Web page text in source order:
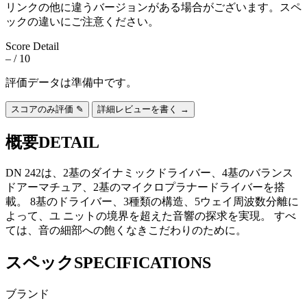
リンクの他に違うバージョンがある場合がございます。スペ
ックの違いにご注意ください。
Score Detail
– / 10
評価データは準備中です。
スコアのみ評価 ✎ 詳細レビューを書く →
概要DETAIL
DN 242は、2基のダイナミックドライバー、4基のバランス
ドアーマチュア、2基のマイクロプラナードライバーを搭
載。 8基のドライバー、3種類の構造、5ウェイ周波数分離に
よって、ユ ニットの境界を超えた音響の探求を実現。 すべ
ては、音の細部への飽くなきこだわりのために。
スペックSPECIFICATIONS
ブランド